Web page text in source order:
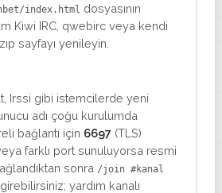
index.html dosyasının
Kiwi IRC, qwebirc veya kendi
sayfayı yenileyin.
Irssi gibi istemcilerde yeni
adı çoğu kurulumda
bağlantı için 6697(TLS)
farklı port sunuluyorsa resmi
sonra /join #kanal
yardım kanalı